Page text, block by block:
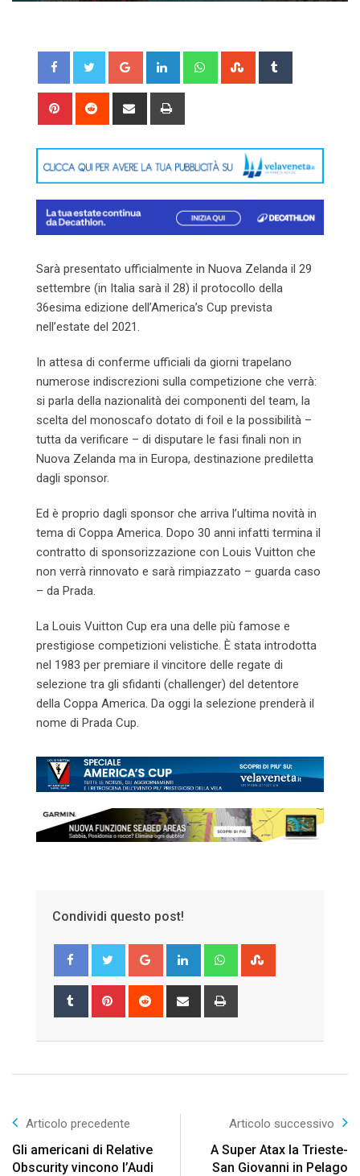
Google+ LinkedIn WhatsappStumbleUpon
Pinterest Reddit
Share
Sarà presentato ufficialmente in Nuova Zelanda il 29
settembre (in Italia sarà il 28) il protocollo della
36esima edizione dell’America’s Cup prevista
nell’estate del 2021.
In attesa di conferme ufficiali da giorni trapelano
numerose indiscrezioni sulla competizione che verrà:
si parla della nazionalità dei componenti del team, la
scelta del monoscafo dotato di foil e la possibilità –
tutta da verificare – di disputare le fasi finali non in
Nuova Zelanda ma in Europa, destinazione prediletta
dagli sponsor.
Ed è proprio dagli sponsor che arriva l’ultima novità in
tema di Coppa America. Dopo 30 anni infatti termina il
contratto di sponsorizzazione con Louis Vuitton che
non verrà rinnovato e sarà rimpiazzato – guarda caso
– da Prada.
La Louis Vuitton Cup era una delle più famose e
prestigiose competizioni velistiche. È stata introdotta
nel 1983 per premiare il vincitore delle regate di
selezione tra gli sfidanti (challenger) del detentore
della Coppa America. Da oggi la selezione prenderà il
nome di Prada Cup.
Condividi questo post!
Google+ LinkedIn Whatsapp
Tumblr Pinterest Reddit
Share
Articolo precedente
Gli americani di Relative
Obscurity vincono l’Audi
Articolo successivo
A Super Atax la Trieste-
San Giovanni in Pelago